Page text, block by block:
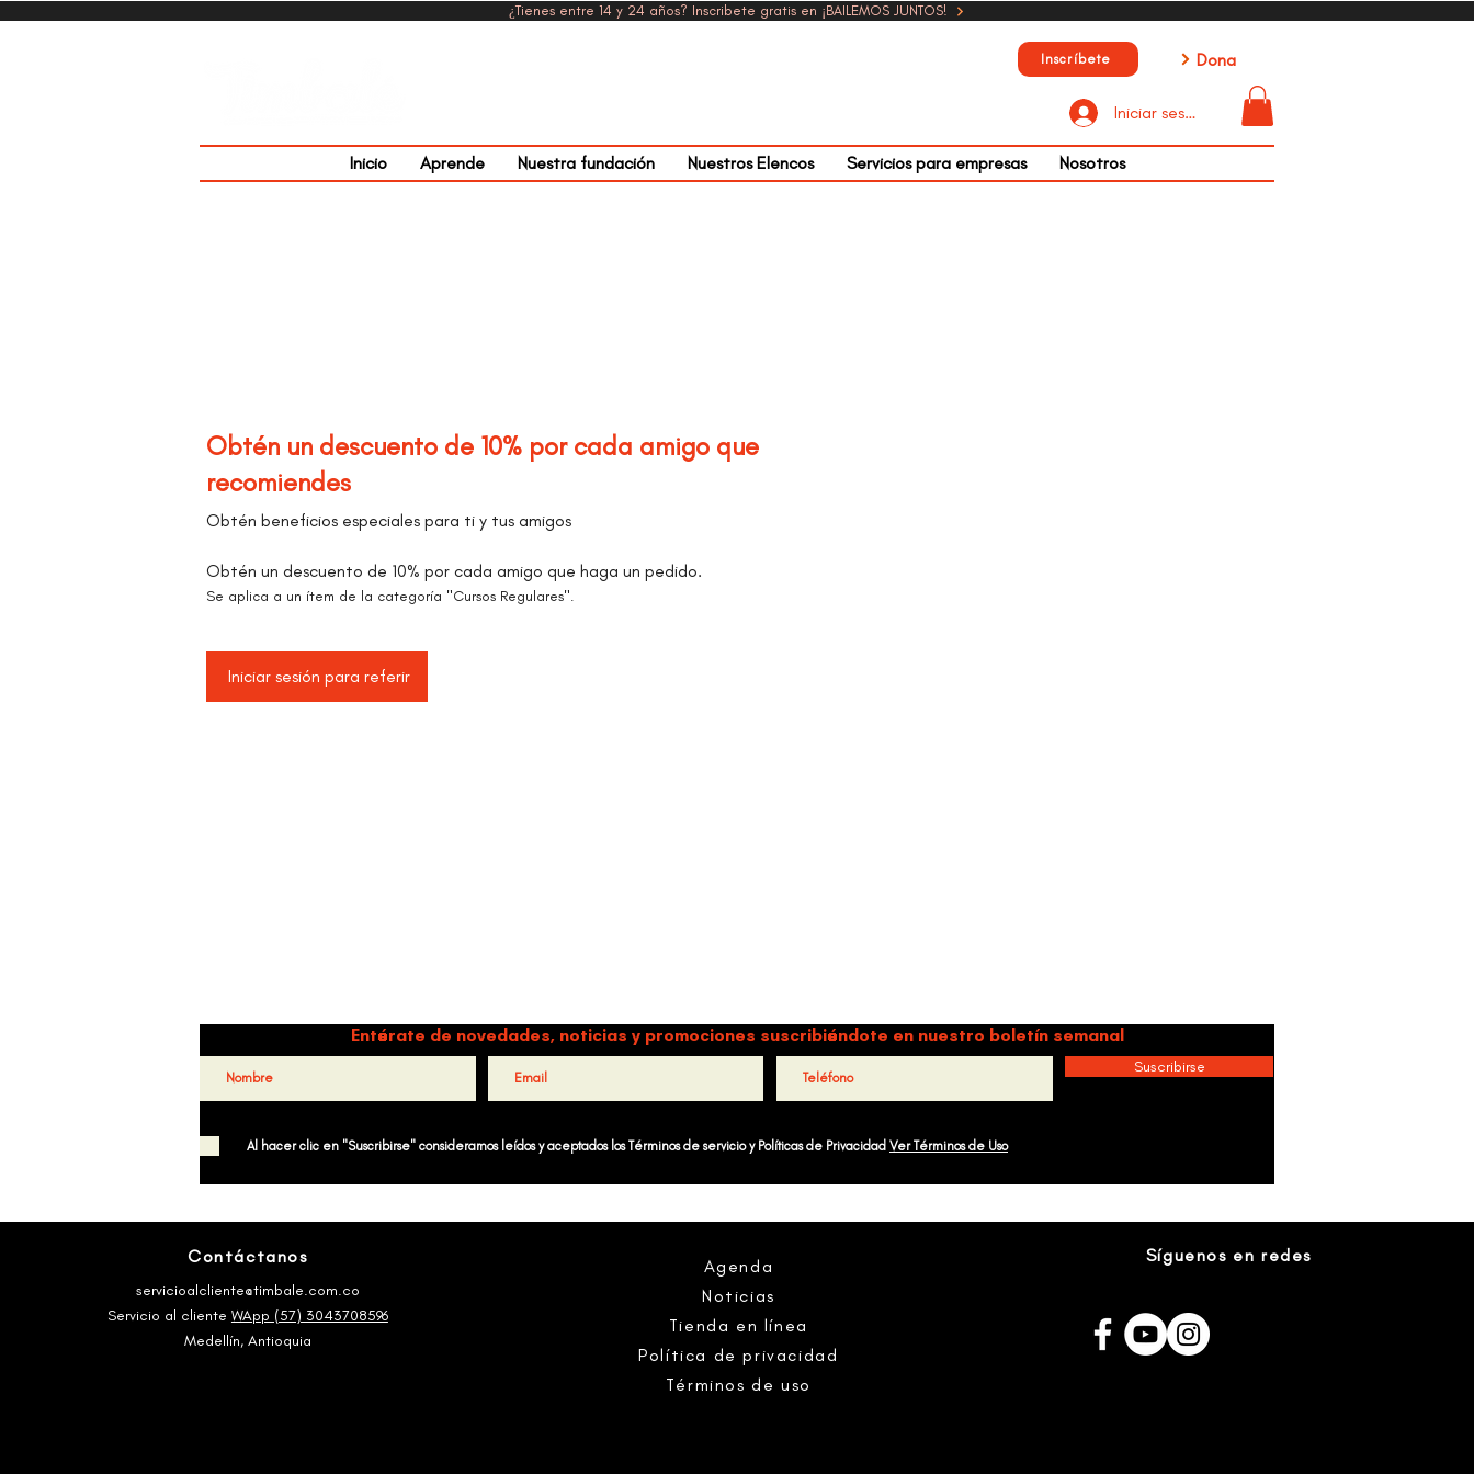
¿Tienes entre 14 y 24 años? Inscribete gratis en ¡BAILEMOS JUNTOS!
Inscríbete Dona
Iniciar sesión
Inicio Aprende Nuestra fundación Nuestros Elencos Servicios para empresas Nosotros
Obtén un descuento de 10% por cada amigo que
recomiendes
Obtén beneficios especiales para ti y tus amigos
Obtén un descuento de 10% por cada amigo que haga un pedido.
Se aplica a un ítem de la categoría "Cursos Regulares".
Iniciar sesión para referir
Entérate de novedades, noticias y promociones suscribiéndote en nuestro boletín semanal
Suscribirse
Al hacer clic en "Suscribirse" consideramos leídos y aceptados los Términos de servicio y Políticas de Privacidad Ver Términos de Uso
Contáctanos
servicioalcliente@timbale.com.co
Servicio al cliente WApp (57) 3043708596
Medellín, Antioquia
Agenda
Noticias
Tienda en línea
Política de privacidad
Términos de uso
Síguenos en redes